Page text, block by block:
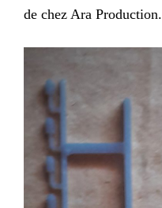
de chez Ara Production.